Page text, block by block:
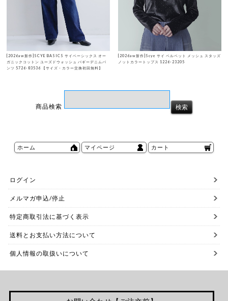
[2026aw新作]SCYE BASICS サイベーシックス オー
ガニックコットン ユーズドウォッシュ バギーデニムパ
ンツ 5726-83536 【サイズ・カラー交換初回無料】
[2026aw新作]Scye サイ ベルベット メッシュ スタッズ
ノットカラートップス 1226-23205
商品検索
ホーム マイページ カート
ログイン
メルマガ申込/停止
特定商取引法に基づく表示
送料とお支払い方法について
個人情報の取扱いについて